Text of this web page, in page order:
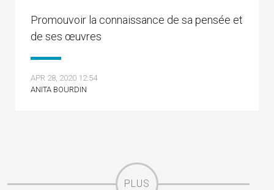
Promouvoir la connaissance de sa pensée et
de ses œuvres
APR 28, 2020 12:54
ANITA BOURDIN
PLUS